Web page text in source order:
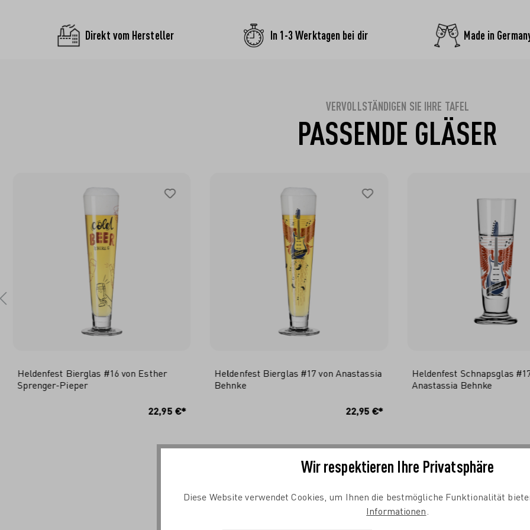
Direkt vom Hersteller In 1-3 Werktagen bei dir Made in
VERVOLLSTÄNDIGEN SIE IHRE TAFEL
PASSENDE GLÄSER
Heldenfest Bierglas #16 von Esther
Sprenger-Pieper
22,95 €*
Heldenfest Bierglas #17 von Anastassia
Behnke
22,95 €*
Heldenfest Schnapsglas
Anastassia Behnke
DARF ES SONST NOCH ETWAS SEIN?
Wir respektieren Ihre Privatsphäre
Diese Website verwendet Cookies, um Ihnen die bestmögliche Funktionalität
Informationen